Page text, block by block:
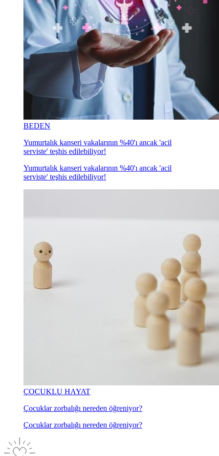
BEDEN
Yumurtalık kanseri vakalarının %40'ı ancak 'acil
serviste' teşhis edilebiliyor!
Yumurtalık kanseri vakalarının %40'ı ancak 'acil
serviste' teşhis edilebiliyor!
ÇOCUKLU HAYAT
Çocuklar zorbalığı nereden öğreniyor?
Çocuklar zorbalığı nereden öğreniyor?